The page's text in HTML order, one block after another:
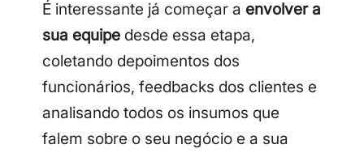
É interessante já começar a envolver a
sua equipe desde essa etapa,
coletando depoimentos dos
funcionários, feedbacks dos clientes e
analisando todos os insumos que
falem sobre o seu negócio e a sua